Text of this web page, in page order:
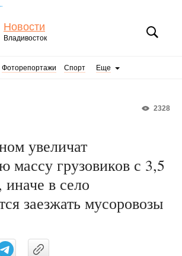
Новости
Владивосток
Фоторепортажи Спорт Еще
2328
увеличат
массу грузовиков с 3,5
в село
заезжать мусоровозы